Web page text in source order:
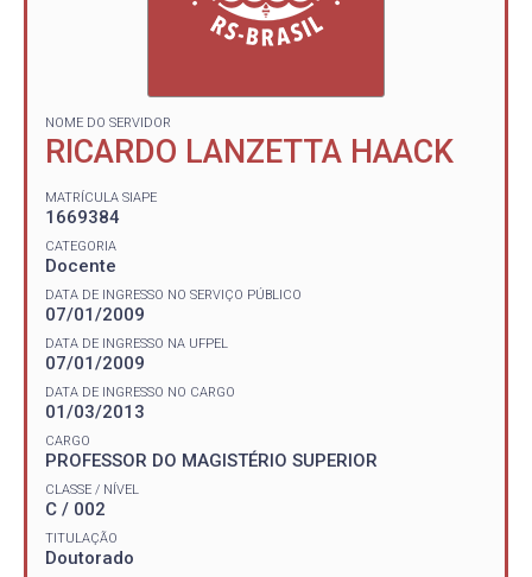
NOME DO SERVIDOR
RICARDO LANZETTA HAACK
MATRÍCULA SIAPE
1669384
CATEGORIA
Docente
DATA DE INGRESSO NO SERVIÇO PÚBLICO
07/01/2009
DATA DE INGRESSO NA UFPEL
07/01/2009
DATA DE INGRESSO NO CARGO
01/03/2013
CARGO
PROFESSOR DO MAGISTÉRIO SUPERIOR
CLASSE / NÍVEL
C / 002
TITULAÇÃO
Doutorado